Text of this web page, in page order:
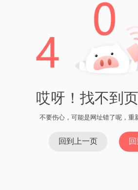
哎呀！找不到页
不要伤心，可能是网址错了呢，重
回到上一页